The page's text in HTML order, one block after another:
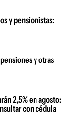
y pensionistas:
y otras
2,5% en agosto:
con cédula